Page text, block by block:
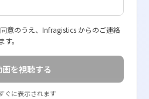
意のうえ、Infragistics からのご連絡
。
を視聴する
ぐに表示されます